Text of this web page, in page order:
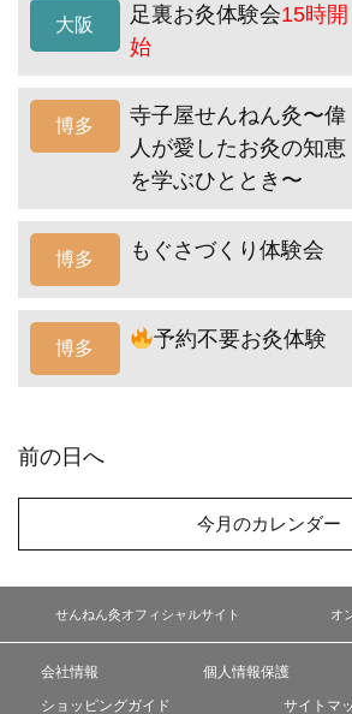
大阪 足裏お灸体験会15時開
始
博多
寺子屋せんねん灸〜偉
人が愛したお灸の知恵
を学ぶひととき〜
博多 もぐさづくり体験会
博多 予約不要お灸体験
前の日へ
今月のカレンダー
せんねん灸オフィシャルサイト オ
会社情報 個人情報保護
ショッピングガイド
サイトマ